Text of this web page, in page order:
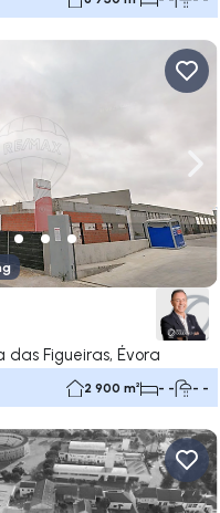
Figueiras, Évora
2 900 m² - - - -